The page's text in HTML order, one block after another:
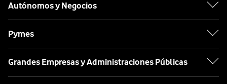
Autónomos y Negocios
Pymes
Grandes Empresas y Administraciones Públicas